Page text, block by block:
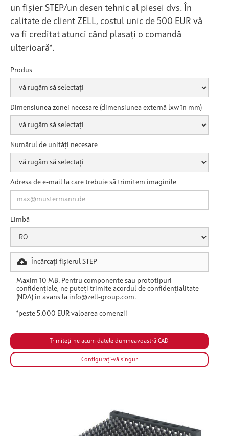
un fișier STEP/un desen tehnic al piesei dvs. În
calitate de client ZELL, costul unic de 500 EUR vă
va fi creditat atunci când plasați o comandă
ulterioară*.
Produs
Dimensiunea zonei necesare (dimensiunea externă lxw în mm)
Numărul de unități necesare
Adresa de e-mail la care trebuie să trimitem imaginile
Limbă
Încărcați fișierul STEP
Maxim 10 MB. Pentru componente sau prototipuri
confidențiale, ne puteți trimite acordul de confidențialitate
(NDA) în avans la info@zell-group.com.
*peste 5.000 EUR valoarea comenzii
Configurați-vă singur